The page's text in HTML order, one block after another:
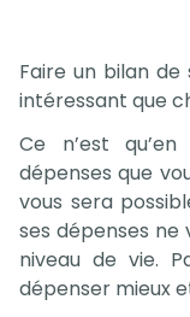
Faire un bilan
intéressant que
Ce n’est
dépenses que
vous sera
ses dépenses ne
niveau de vie.
dépenser mieux